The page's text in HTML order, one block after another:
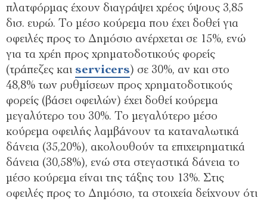
πλατφόρμας έχουν διαγράψει χρέος ύψους 3,85
δισ. ευρώ. Το μέσο κούρεμα που έχει δοθεί για
οφειλές προς το Δημόσιο ανέρχεται σε 15%, ενώ
για τα χρέη προς χρηματοδοτικούς φορείς
(τράπεζες και servicers) σε 30%, αν και στο
48,8% των ρυθμίσεων προς χρηματοδοτικούς
φορείς (βάσει οφειλών) έχει δοθεί κούρεμα
μεγαλύτερο του 30%. Το μεγαλύτερο μέσο
κούρεμα οφειλής λαμβάνουν τα καταναλωτικά
δάνεια (35,20%), ακολουθούν τα επιχειρηματικά
δάνεια (30,58%), ενώ στα στεγαστικά δάνεια το
μέσο κούρεμα είναι της τάξης του 13%. Στις
οφειλές προς το Δημόσιο, τα στοιχεία δείχνουν ότι